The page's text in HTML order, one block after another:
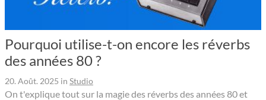
Pourquoi utilise-t-on encore les réverbs
des années 80 ?
20. Août. 2025 in Studio
On t'explique tout sur la magie des réverbs des années 80 et